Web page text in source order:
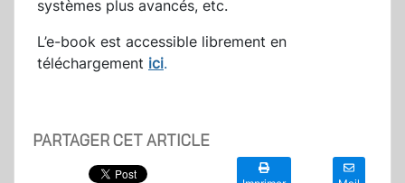
systèmes plus avancés, etc.
L’e-book est accessible librement en
téléchargement ici.
PARTAGER CET ARTICLE